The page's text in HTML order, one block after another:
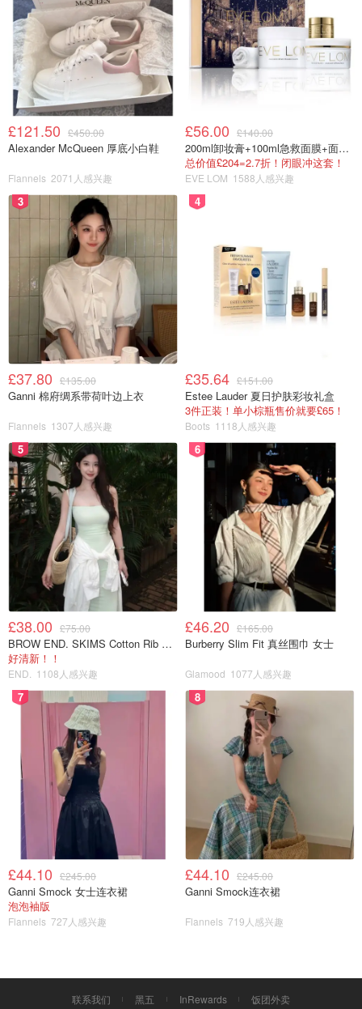
£121.50 £450.00
Alexander McQueen 厚底小白鞋
Flannels 2071人感兴趣
£56.00 £140.00
200ml卸妆膏+100ml急救面膜+面霜+洁颜布
总价值£204=2.7折！闭眼冲这套！
EVE LOM 1588人感兴趣
3
£37.80 £135.00
Ganni 棉府绸系带荷叶边上衣
Flannels 1307人感兴趣
4
£35.64 £151.00
Estee Lauder 夏日护肤彩妆礼盒
3件正装！单小棕瓶售价就要£65！
Boots 1118人感兴趣
5
£38.00 £75.00
BROW END. SKIMS Cotton Rib 长款背心连衣裙 薄荷绿
好清新！！
END. 1108人感兴趣
6
£46.20 £165.00
Burberry Slim Fit 真丝围巾 女士
Glamood 1077人感兴趣
7
£44.10 £245.00
Ganni Smock 女士连衣裙
泡泡袖版
Flannels 727人感兴趣
8
£44.10 £245.00
Ganni Smock连衣裙
Flannels 719人感兴趣
联系我们 黑五 InRewards 饭团外卖